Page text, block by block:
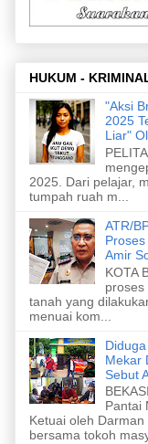
HUKUM -
"Aksi
2025
Liar"
2025. Dari pelajar,
tumpah ruah m...
ATR/
Amir
KOTA
proses
tanah yang
menuai kom...
Mekar
Sebut
Pantai
Ketuai oleh
bersama tokoh